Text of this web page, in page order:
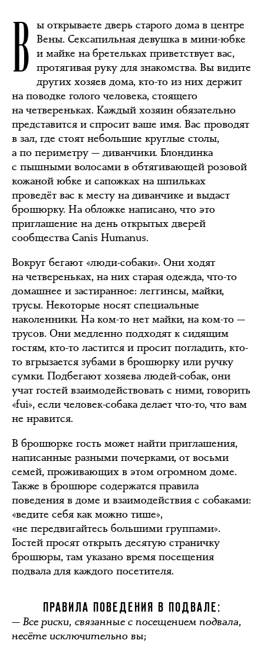
В ы открываете дверь старого дома в центре
Вены. Сексапильная девушка в мини-юбке
и майке на бретельках приветствует вас,
протягивая руку для знакомства. Вы видите
других хозяев дома, кто-то из них держит
на поводке голого человека, стоящего
на четвереньках. Каждый хозяин обязательно
представится и спросит ваше имя. Вас проводят
в зал, где стоят небольшие круглые столы,
а по периметру — диванчики. Блондинка
с пышными волосами в обтягивающей розовой
кожаной юбке и сапожках на шпильках
проведёт вас к месту на диванчике и выдаст
брошюрку. На обложке написано, что это
приглашение на день открытых дверей
сообщества Canis Humanus.
Вокруг бегают «люди-собаки». Они ходят
на четвереньках, на них старая одежда, что-то
домашнее и застиранное: леггинсы, майки,
трусы. Некоторые носят специальные
наколенники. На ком-то нет майки, на ком-то —
трусов. Они медленно подходят к сидящим
гостям, кто-то ластится и просит погладить, кто-
то вгрызается зубами в брошюрку или ручку
сумки. Подбегают хозяева людей-собак, они
учат гостей взаимодействовать с ними, говорить
«fui», если человек-собака делает что-то, что вам
не нравится.
В брошюрке гость может найти приглашения,
написанные разными почерками, от восьми
семей, проживающих в этом огромном доме.
Также в брошюре содержатся правила
поведения в доме и взаимодействия с собаками:
«ведите себя как можно тише»,
«не передвигайтесь большими группами».
Гостей просят открыть десятую страничку
брошюры, там указано время посещения
подвала для каждого посетителя.
ПРАВИЛА ПОВЕДЕНИЯ В ПОДВАЛЕ:
— Все риски, связанные с посещением подвала,
несёте исключительно вы;